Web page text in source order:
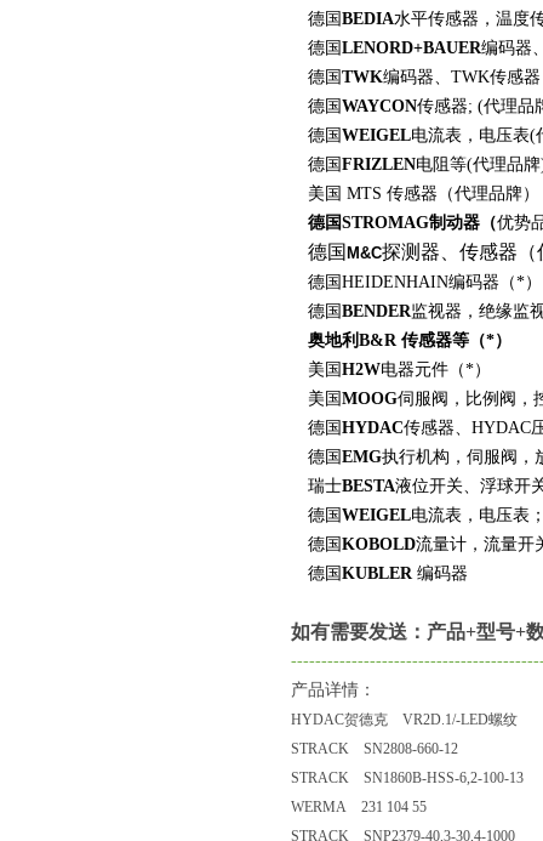
德国 BEDIA水平传感器，温度
德国 LENORD+BAUER编码器
德国 TWK编码器、 TWK传感
德国 WAYCON传感器; (代理品
德国 WEIGEL电流表，电压表(
德国 FRIZLEN电阻等(代理品牌
美国 MTS 传感器（代理品牌）
德国STROMAG制动器（优势
德国 M&C探测器、传感器（
德国HEIDENHAIN编码器（*）
德国 BENDER监视器，绝缘监
奥地利 B&R 传感器等（*）
美国 H2W电器元件（*）
美国 MOOG伺服阀，比例阀，
德国 HYDAC传感器、 HYDAC
德国 EMG执行机构，伺服阀，
瑞士BESTA液位开关、浮球开
德国 WEIGEL电流表，电压表
德国 KOBOLD流量计，流量开
德国 KUBLER编码器
如有需要发送：产品+型号+
产品详情：
HYDAC贺德克 VR2D.1/-LED螺纹
STRACK SN2808-660-12
STRACK SN1860B-HSS-6,2-100-13
WERMA 231 104 55
STRACK SNP2379-40,3-30,4-1000